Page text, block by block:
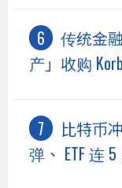
传统金
产」收购
比特币
弹、 ETF 连